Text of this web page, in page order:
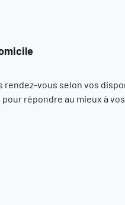
rendez-vous selon vos
répondre au mieux à